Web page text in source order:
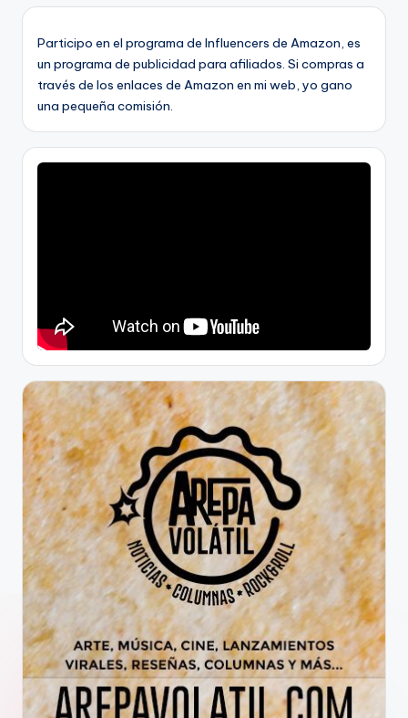
Participo en el programa de Influencers de Amazon, es
un programa de publicidad para afiliados. Si compras a
través de los enlaces de Amazon en mi web, yo gano
una pequeña comisión.